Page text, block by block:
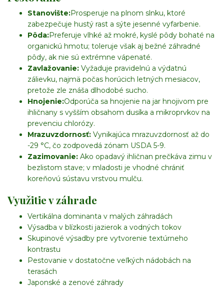
Stanovište:Prosperuje na plnom slnku, ktoré
zabezpečuje hustý rast a sýte jesenné vyfarbenie.
Pôda:Preferuje vlhké až mokré, kyslé pôdy bohaté na
organickú hmotu; toleruje však aj bežné záhradné
pôdy, ak nie sú extrémne vápenaté.
Zavlažovanie: Vyžaduje pravidelnú a výdatnú
zálievku, najmä počas horúcich letných mesiacov,
pretože zle znáša dlhodobé sucho.
Hnojenie:Odporúča sa hnojenie na jar hnojivom pre
ihličnany s vyšším obsahom dusíka a mikroprvkov na
prevenciu chlorózy.
Mrazuvzdornosť: Vynikajúca mrazuvzdornosť až do
-29 °C, čo zodpovedá zónam USDA 5-9.
Zazimovanie: Ako opadavý ihličnan prečkáva zimu v
bezlistom stave; v mladosti je vhodné chrániť
koreňovú sústavu vrstvou mulču.
Využitie v záhrade
Vertikálna dominanta v malých záhradách
Výsadba v blízkosti jazierok a vodných tokov
Skupinové výsadby pre vytvorenie textúrneho
kontrastu
Pestovanie v dostatočne veľkých nádobách na
terasách
Japonské a zenové záhrady